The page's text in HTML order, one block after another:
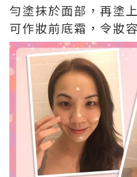
勻塗抹於面部，再塗
可作妝前底霜，令妝